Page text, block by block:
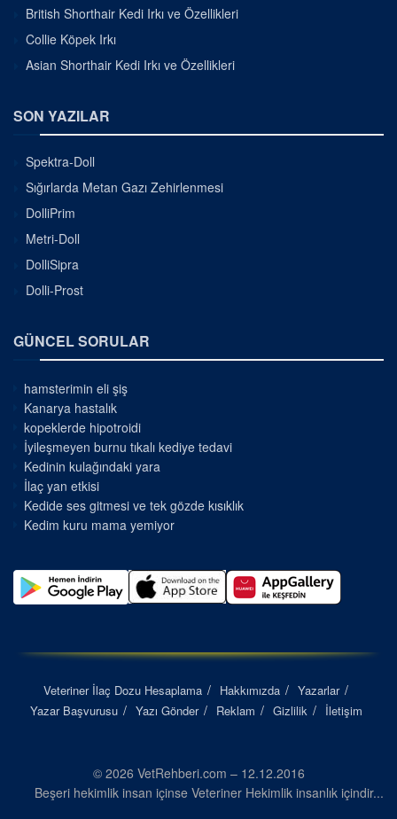
British Shorthair Kedi Irkı ve Özellikleri
Collie Köpek Irkı
Asian Shorthair Kedi Irkı ve Özellikleri
SON YAZILAR
Spektra-Doll
Sığırlarda Metan Gazı Zehirlenmesi
DolliPrim
Metri-Doll
DolliSipra
Dolli-Prost
GÜNCEL SORULAR
hamsterimin eli şiş
Kanarya hastalık
kopeklerde hipotroidi
İyileşmeyen burnu tıkalı kediye tedavi
Kedinin kulağındaki yara
İlaç yan etkisi
Kedide ses gitmesi ve tek gözde kısıklık
Kedim kuru mama yemiyor
Veteriner İlaç Dozu Hesaplama Hakkımızda
Yazarlar
Yazar Başvurusu
Yazı Gönder Reklam Gizlilik İletişim
© 2026 VetRehberi.com – 12.12.2016
Beşeri hekimlik insan içinse Veteriner Hekimlik insanlık içindir...